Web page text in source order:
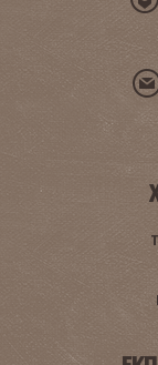
Μουσείο